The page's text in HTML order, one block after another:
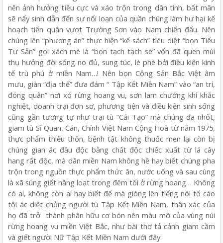
nên ảnh hưởng tiêu cực và xáo trộn trong dân tình, bất mãn
sẽ nẩy sinh dẫn đến sự nổi loạn của quần chúng làm hư hại kế
hoạch tiến quân vượt Trường Sơn vào Nam chiến đấu. Nên
chúng lên “phương án” thực hiện “kế sách” tiêu diệt “bọn Tiểu
Tư Sản” gọi xách mé là “bọn tạch tạch sè” vốn đã quen mùi
thụ hưởng đời sống no đủ, sung túc, lè phè bởi điều kiện kinh
tế trù phú ở miền Nam…! Nên bọn Cộng Sản Bắc Việt âm
mưu, giàn “địa thế” đưa đám “ Tập Kết Miền Nam” vào “an trí,
đóng quân” nơi xó rừng hoang vu, sơn lam chướng khí khắc
nghiệt, doanh trại đơn sơ, phương tiện và điều kiện sinh sống
cũng gần tương tự như trại tù “Cải Tạo” mà chúng đã nhốt,
giam tù Sĩ Quan, Cán, Chính Việt Nam Cộng Hoà từ năm 1975,
thực phẩm thiếu thốn, bệnh tật không thuốc men lại còn bị
chúng gian ác đầu độc bằng chất độc chiếc xuất từ lá cây
hang rất độc, mà dân miền Nam không hề hay biết chúng pha
trộn trong nguồn thực phẩm thức ăn, nước uống và sau cùng
là xã súng giết hằng loạt trong đêm tối ở rừng hoang… Không
có ai, không còn ai hay biết để mà gióng lên tiếng nói tố cáo
tội ác diệt chủng người tù Tập Kết Miền Nam, thân xác của
họ đã trở thành phân hữu cơ bón nên màu mỡ của vùng núi
rừng hoang vu miền Việt Bắc, như bài thơ tả cảnh giam cầm
và giết người Nữ Tập Kết Miền Nam dưới đây: